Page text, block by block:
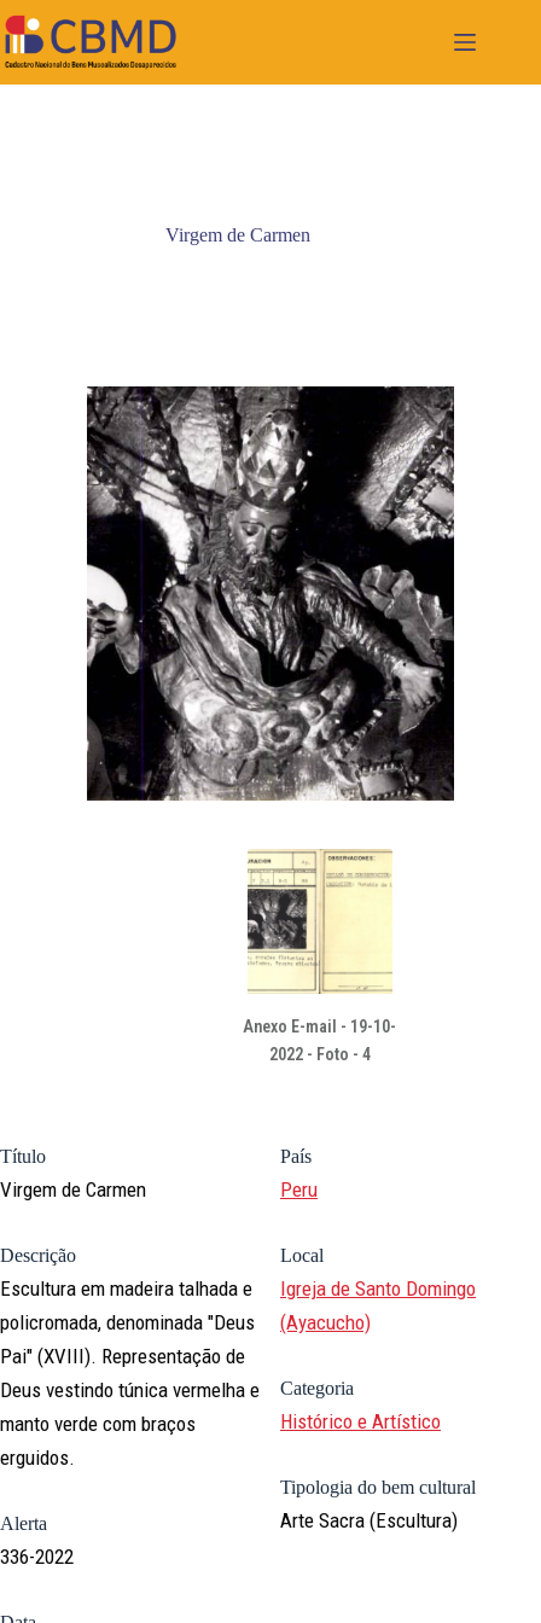
para
o
conteúdo
Virgem de Carmen
Anexo E-mail - 19-10-
2022 - Foto - 4
Título
Virgem de Carmen
Descrição
Escultura em madeira talhada e
policromada, denominada "Deus
Pai" (XVIII). Representação de
Deus vestindo túnica vermelha e
manto verde com braços
erguidos.
Alerta
336-2022
País
Peru
Local
Igreja de Santo Domingo
(Ayacucho)
Categoria
Histórico e Artístico
Tipologia do bem cultural
Arte Sacra (Escultura)